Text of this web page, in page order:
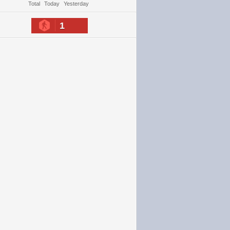
Total Today Yesterday
1